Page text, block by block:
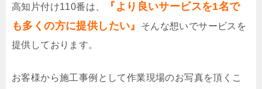
高知片付け110番は、
『より良いサービスを1名で
も多くの方に提供したい』
そんな想いでサービスを
提供しております。
お客様から施工事例として作業現場のお写真を頂くこ